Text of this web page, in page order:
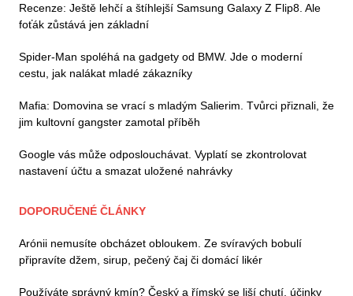
Recenze: Ještě lehčí a štíhlejší Samsung Galaxy Z Flip8. Ale
foťák zůstává jen základní
Spider-Man spoléhá na gadgety od BMW. Jde o moderní
cestu, jak nalákat mladé zákazníky
Mafia: Domovina se vrací s mladým Salierim. Tvůrci přiznali, že
jim kultovní gangster zamotal příběh
Google vás může odposlouchávat. Vyplatí se zkontrolovat
nastavení účtu a smazat uložené nahrávky
DOPORUČENÉ ČLÁNKY
Arónii nemusíte obcházet obloukem. Ze svíravých bobulí
připravíte džem, sirup, pečený čaj či domácí likér
Používáte správný kmín? Český a římský se liší chutí, účinky